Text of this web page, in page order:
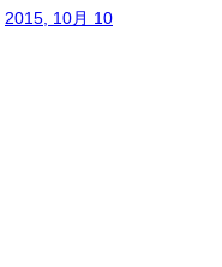
2015, 10月 10